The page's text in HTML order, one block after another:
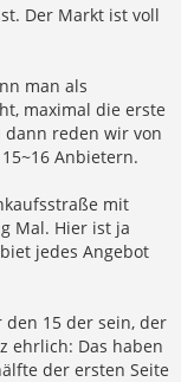
Der Markt ist voll
man als
maximal die erste
dann reden wir von
Anbietern.
mit
Mal. Hier ist ja
jedes Angebot
15 der sein, der
ehrlich: Das haben
der ersten Seite